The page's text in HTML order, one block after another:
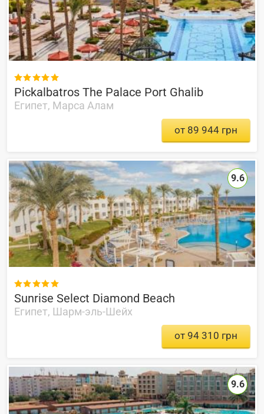

Pickalbatros The Palace Port Ghalib
Египет, Марса Алам
от 89 944 грн

Sunrise Select Diamond Beach
Египет, Шарм-эль-Шейх
9.6
от 94 310 грн
9.6